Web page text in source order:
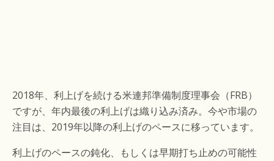
2018年、利上げを続ける米連邦準備制度理事会（FRB）
ですが、年内最後の利上げは織り込み済み。今や市場の
注目は、2019年以降の利上げのペースに移っています。
利上げのペースの鈍化、もしくは早期打ち止めの可能性